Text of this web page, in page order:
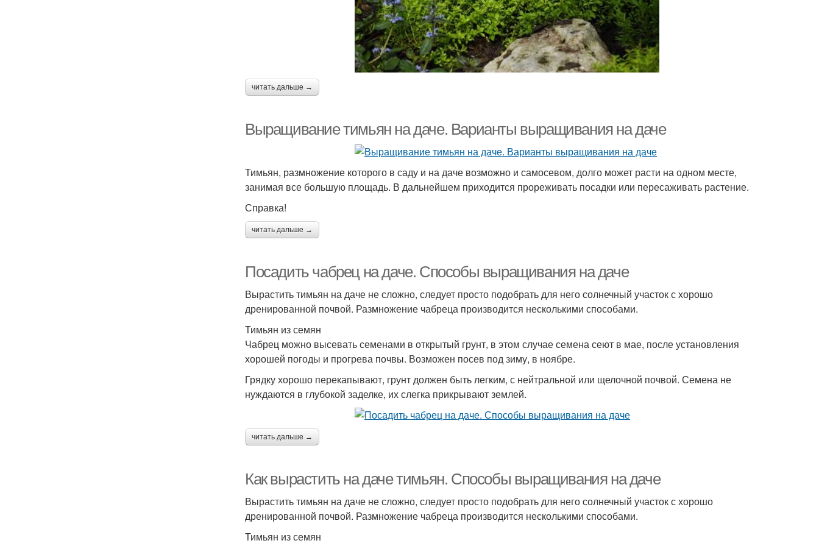
читать дальше →
Выращивание тимьян на даче. Варианты выращивания на даче
Тимьян, размножение которого в саду и на даче возможно и самосевом, долго может расти на одном месте,
занимая все большую площадь. В дальнейшем приходится прореживать посадки или пересаживать растение.
Справка!
читать дальше →
Посадить чабрец на даче. Способы выращивания на даче
Вырастить тимьян на даче не сложно, следует просто подобрать для него солнечный участок с хорошо
дренированной почвой. Размножение чабреца производится несколькими способами.
Тимьян из семян
Чабрец можно высевать семенами в открытый грунт, в этом случае семена сеют в мае, после установления
хорошей погоды и прогрева почвы. Возможен посев под зиму, в ноябре.
Грядку хорошо перекапывают, грунт должен быть легким, с нейтральной или щелочной почвой. Семена не
нуждаются в глубокой заделке, их слегка прикрывают землей.
читать дальше →
Как вырастить на даче тимьян. Способы выращивания на даче
Вырастить тимьян на даче не сложно, следует просто подобрать для него солнечный участок с хорошо
дренированной почвой. Размножение чабреца производится несколькими способами.
Тимьян из семян